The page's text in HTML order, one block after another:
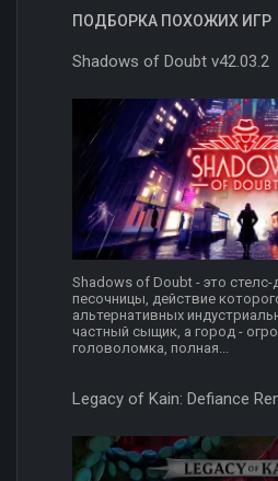
ПОДБОРКА ПОХОЖИХ ИГР
Shadows of Doubt v42.03.2
Shadows of Doubt - это стелс-
песочницы, действие
альтернативных
частный сыщик, а город -
головоломка, полная...
Legacy of Kain: Defiance